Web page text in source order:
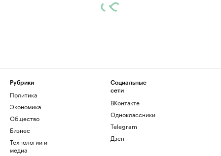
Рубрики
Политика
Экономика
Общество
Бизнес
Технологии и
медиа
Социальные
сети
ВКонтакте
Одноклассники
Telegram
Дзен